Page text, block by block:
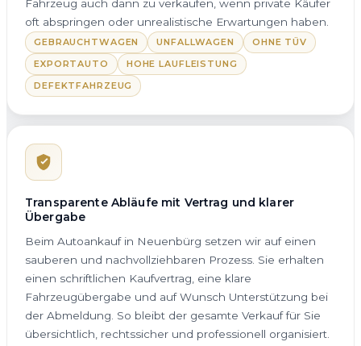
Fahrzeug auch dann zu verkaufen, wenn private Käufer
oft abspringen oder unrealistische Erwartungen haben.
GEBRAUCHTWAGEN UNFALLWAGEN
OHNE TÜV
EXPORTAUTO
HOHE LAUFLEISTUNG
DEFEKTFAHRZEUG
Transparente Abläufe mit Vertrag und klarer
Übergabe
Beim Autoankauf in Neuenbürg setzen wir auf einen
sauberen und nachvollziehbaren Prozess. Sie erhalten
einen schriftlichen Kaufvertrag, eine klare
Fahrzeugübergabe und auf Wunsch Unterstützung bei
der Abmeldung. So bleibt der gesamte Verkauf für Sie
übersichtlich, rechtssicher und professionell organisiert.